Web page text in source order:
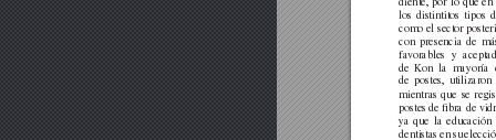
diente, por lo que en
los distintitos tipos
como el sector
con presencia de
favorables y
de Kon la mayoría
de postes, utilizaron
mientras que se
postes de ﬁbra de
ya que la educación
dentistas en su